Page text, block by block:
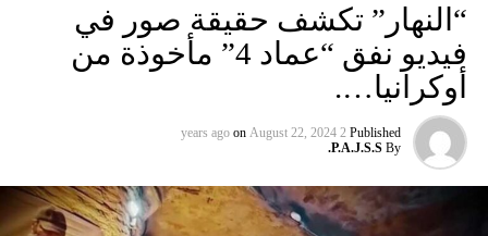
“النهار” تكشف حقيقة صور في
فيديو نفق “عماد 4” مأخوذة من
أوكرانيا….
Published
2 years ago
on August 22, 2024
By
P.A.J.S.S.